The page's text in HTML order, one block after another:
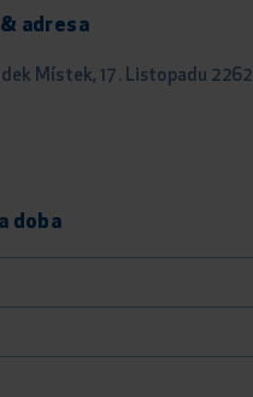
adresa
Místek, 17. Listopadu 2262
doba